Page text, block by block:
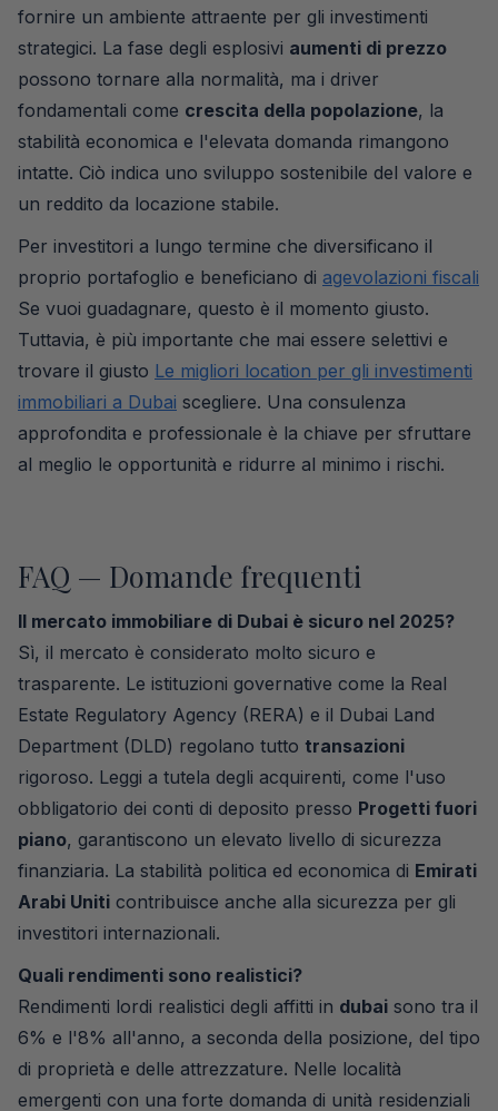
fornire un ambiente attraente per gli investimenti
strategici. La fase degli esplosivi aumenti di prezzo
possono tornare alla normalità, ma i driver
fondamentali come crescita della popolazione, la
stabilità economica e l'elevata domanda rimangono
intatte. Ciò indica uno sviluppo sostenibile del valore e
un reddito da locazione stabile.
Per investitori a lungo termine che diversificano il
proprio portafoglio e beneficiano di agevolazioni fiscali
Se vuoi guadagnare, questo è il momento giusto.
Tuttavia, è più importante che mai essere selettivi e
trovare il giusto Le migliori location per gli investimenti
immobiliari a Dubai scegliere. Una consulenza
approfondita e professionale è la chiave per sfruttare
al meglio le opportunità e ridurre al minimo i rischi.
FAQ — Domande frequenti
Il mercato immobiliare di Dubai è sicuro nel 2025?
Sì, il mercato è considerato molto sicuro e
trasparente. Le istituzioni governative come la Real
Estate Regulatory Agency (RERA) e il Dubai Land
Department (DLD) regolano tutto transazioni
rigoroso. Leggi a tutela degli acquirenti, come l'uso
obbligatorio dei conti di deposito presso Progetti fuori
piano, garantiscono un elevato livello di sicurezza
finanziaria. La stabilità politica ed economica di Emirati
Arabi Uniti contribuisce anche alla sicurezza per gli
investitori internazionali.
Quali rendimenti sono realistici?
Rendimenti lordi realistici degli affitti in dubai sono tra il
6% e l'8% all'anno, a seconda della posizione, del tipo
di proprietà e delle attrezzature. Nelle località
emergenti con una forte domanda di unità residenziali